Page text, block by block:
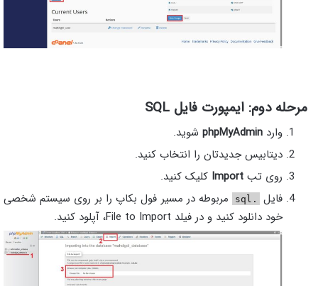
مرحله دوم: ایمپورت فایل SQL
وارد phpMyAdmin شوید.
دیتابیس جدیدتان را انتخاب کنید.
روی تب Import کلیک کنید.
فایل
.sql
مربوطه در مسیر فول بکاپ را بر روی سیستم شخصی
خود دانلود کنید و در فیلد File to Import، آپلود کنید.